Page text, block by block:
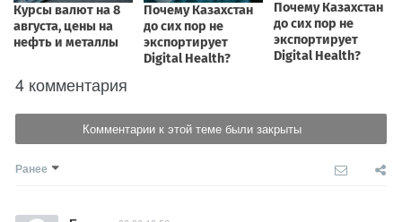
4 комментария
Комментарии к этой теме были закрыты
Ранее